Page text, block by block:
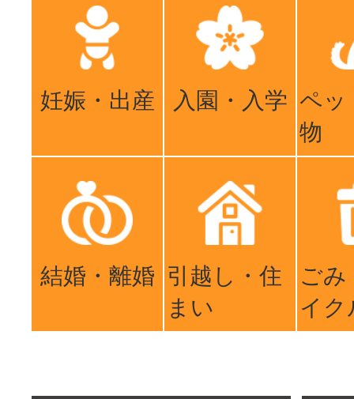
妊娠・出産 入園・入学 ペッ
物
結婚・離婚 引越し・住
まい
ごみ
イク